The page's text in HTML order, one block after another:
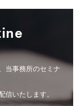
当事務所のセミナ
信いたします。